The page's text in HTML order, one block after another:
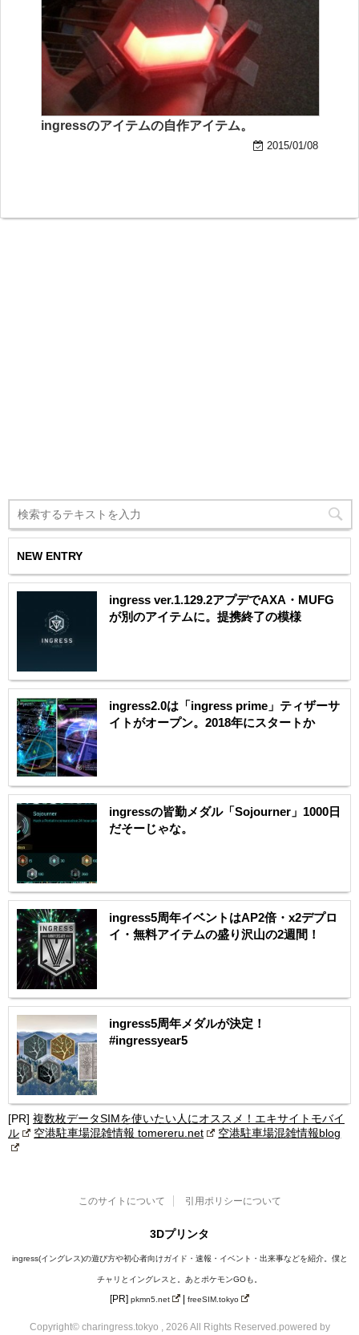
ingressのアイテムの自作アイテム。
2015/01/08
NEW ENTRY
ingress ver.1.129.2アプデでAXA・MUFG
が別のアイテムに。提携終了の模様
ingress2.0は「ingress prime」ティザーサ
イトがオープン。2018年にスタートか
ingressの皆勤メダル「Sojourner」1000日
だそーじゃな。
ingress5周年イベントはAP2倍・x2デプロ
イ・無料アイテムの盛り沢山の2週間！
ingress5周年メダルが決定！
#ingressyear5
[PR] 複数枚データSIMを使いたい人にオススメ！エキサイトモバイ
ル
空港駐車場混雑情報 tomereru.net 空港駐車場混雑情報blog
このサイトについて 引用ポリシーについて
3Dプリンタ
ingress(イングレス)の遊び方や初心者向けガイド・速報・イベント・出来事などを紹介。僕と
チャリとイングレスと。あとポケモンGOも。
[PR]pkmn5.net | freeSIM.tokyo
Copyright© charingress.tokyo , 2026 All Rights Reserved. powered by